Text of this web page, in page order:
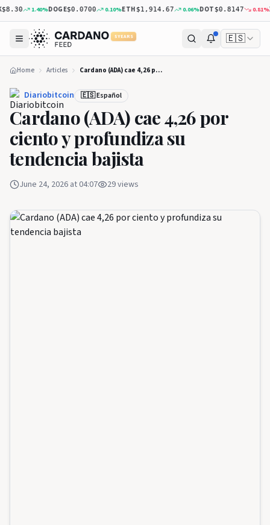
1.40%DOGE$0.0700 0.10%ETH$1,914.67 0.06%DOT$0.8147 0.81 %
5 YEARS 🇪🇸
Home Articles Cardano (ADA) cae 4,26 por ciento y profundiza su tendencia bajista
Diariobitcoin 🇪🇸 Español
Cardano (ADA) cae 4,26 por
ciento y profundiza su
tendencia bajista
June 24, 2026 at 04:07 29views